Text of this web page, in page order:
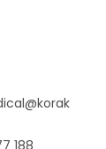
@korak
188